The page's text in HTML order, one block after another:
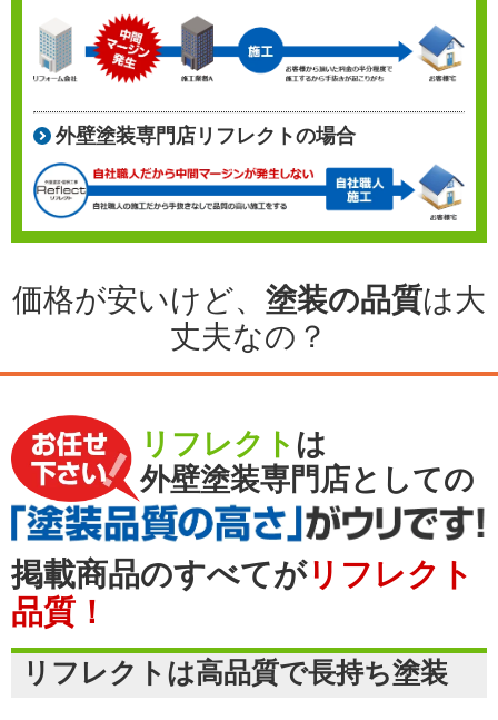
外壁塗装専門店リフレクトの場合
価格が安いけど、 塗装の品質は大
丈夫なの？
リフレクト は
外壁塗装専門店としての
掲載商品のすべてがリフレクト
品質！
リフレクトは高品質で長持ち塗装